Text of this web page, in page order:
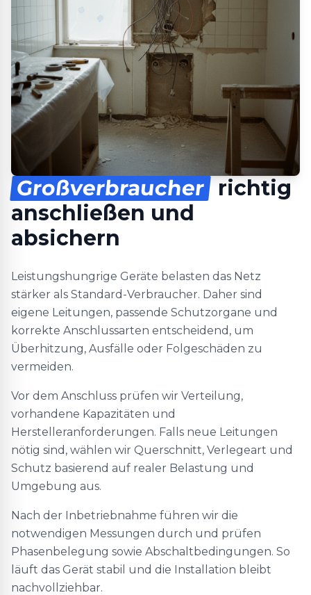
Großverbraucher richtig
anschließen und
absichern
Leistungshungrige Geräte belasten das Netz
stärker als Standard-Verbraucher. Daher sind
eigene Leitungen, passende Schutzorgane und
korrekte Anschlussarten entscheidend, um
Überhitzung, Ausfälle oder Folgeschäden zu
vermeiden.
Vor dem Anschluss prüfen wir Verteilung,
vorhandene Kapazitäten und
Herstelleranforderungen. Falls neue Leitungen
nötig sind, wählen wir Querschnitt, Verlegeart und
Schutz basierend auf realer Belastung und
Umgebung aus.
Nach der Inbetriebnahme führen wir die
notwendigen Messungen durch und prüfen
Phasenbelegung sowie Abschaltbedingungen. So
läuft das Gerät stabil und die Installation bleibt
nachvollziehbar.